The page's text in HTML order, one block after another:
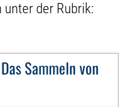
der Rubrik:
Sammeln von